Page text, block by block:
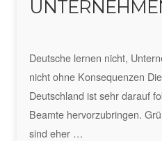
Deutsche lernen nicht,
nicht ohne Konsequenzen
Deutschland ist sehr darauf
Beamte hervorzubringen.
sind eher …